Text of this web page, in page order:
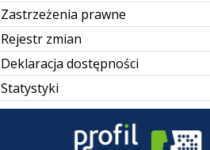
Zastrzeżenia prawne
Rejestr zmian
Deklaracja dostępności
Statystyki